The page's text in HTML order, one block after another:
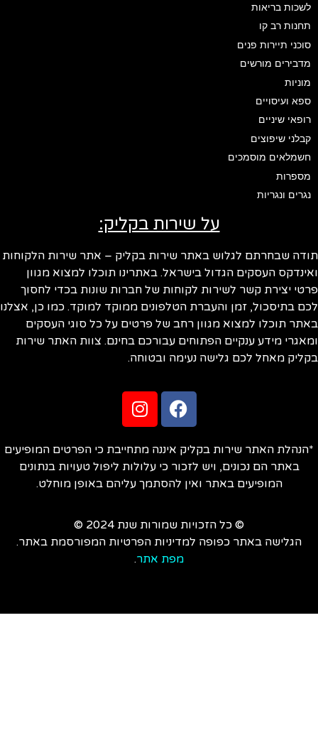
לשכות בריאות
תחנות רב קו
סוכני תיירות פנים
מדבירים מורשים
מוניות
ספא ועיסויים
רופאי שיניים
קבלני שיפוצים
חשמלאים מוסמכים
מספרות
נגרים ונגריות
על שירות בקליק:
שבחרתם לגלוש באתר שירות בקליק – אתר שירות הלקוחות
העסקים הגדול בישראל. באתרינו תוכלו למצוא מגוון
יצירת קשר לשירות לקוחות של חברות שונות בכדי לחסוך
בתיסכול, זמן והעברת הטלפונים ממוקד למוקד. כמו כן, אצלנו
תוכלו למצוא מגוון רחב של פרטים על כל סוגי העסקים
מידע ענקיים הפתוחים עבורכם בחינם. צוות האתר שירות
מאחל לכם גלישה נעימה ובטוחה.
האתר שירות בקליק איננה מתחייבת כי הפרטים המופיעים
באתר הם נכונים, ויש לזכור כי עלולות ליפול טעויות בנתונים
המופיעים באתר ואין להסתמך עליהם באופן מוחלט.
© כל הזכויות שמורות שנת 2024 ©
הגלישה באתר כפופה למדיניות הפרטיות המפורסמת באתר.
מפת אתר.